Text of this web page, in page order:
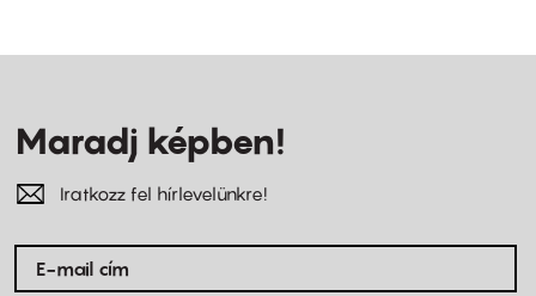
Maradj képben!
Iratkozz fel hírlevelünkre!